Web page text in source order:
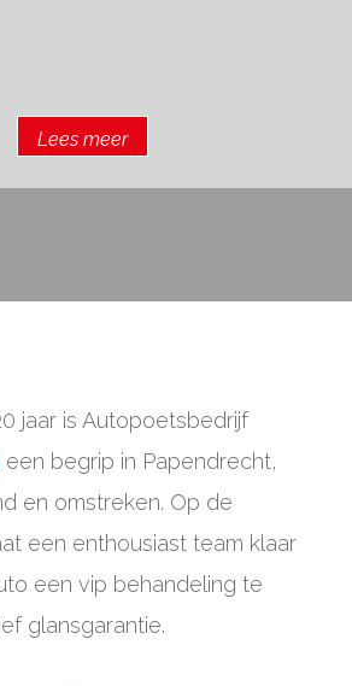
Lees meer
jaar is Autopoetsbedrijf
een begrip in Papendrecht,
en omstreken. Op de
een enthousiast team klaar
een vip behandeling te
glansgarantie.